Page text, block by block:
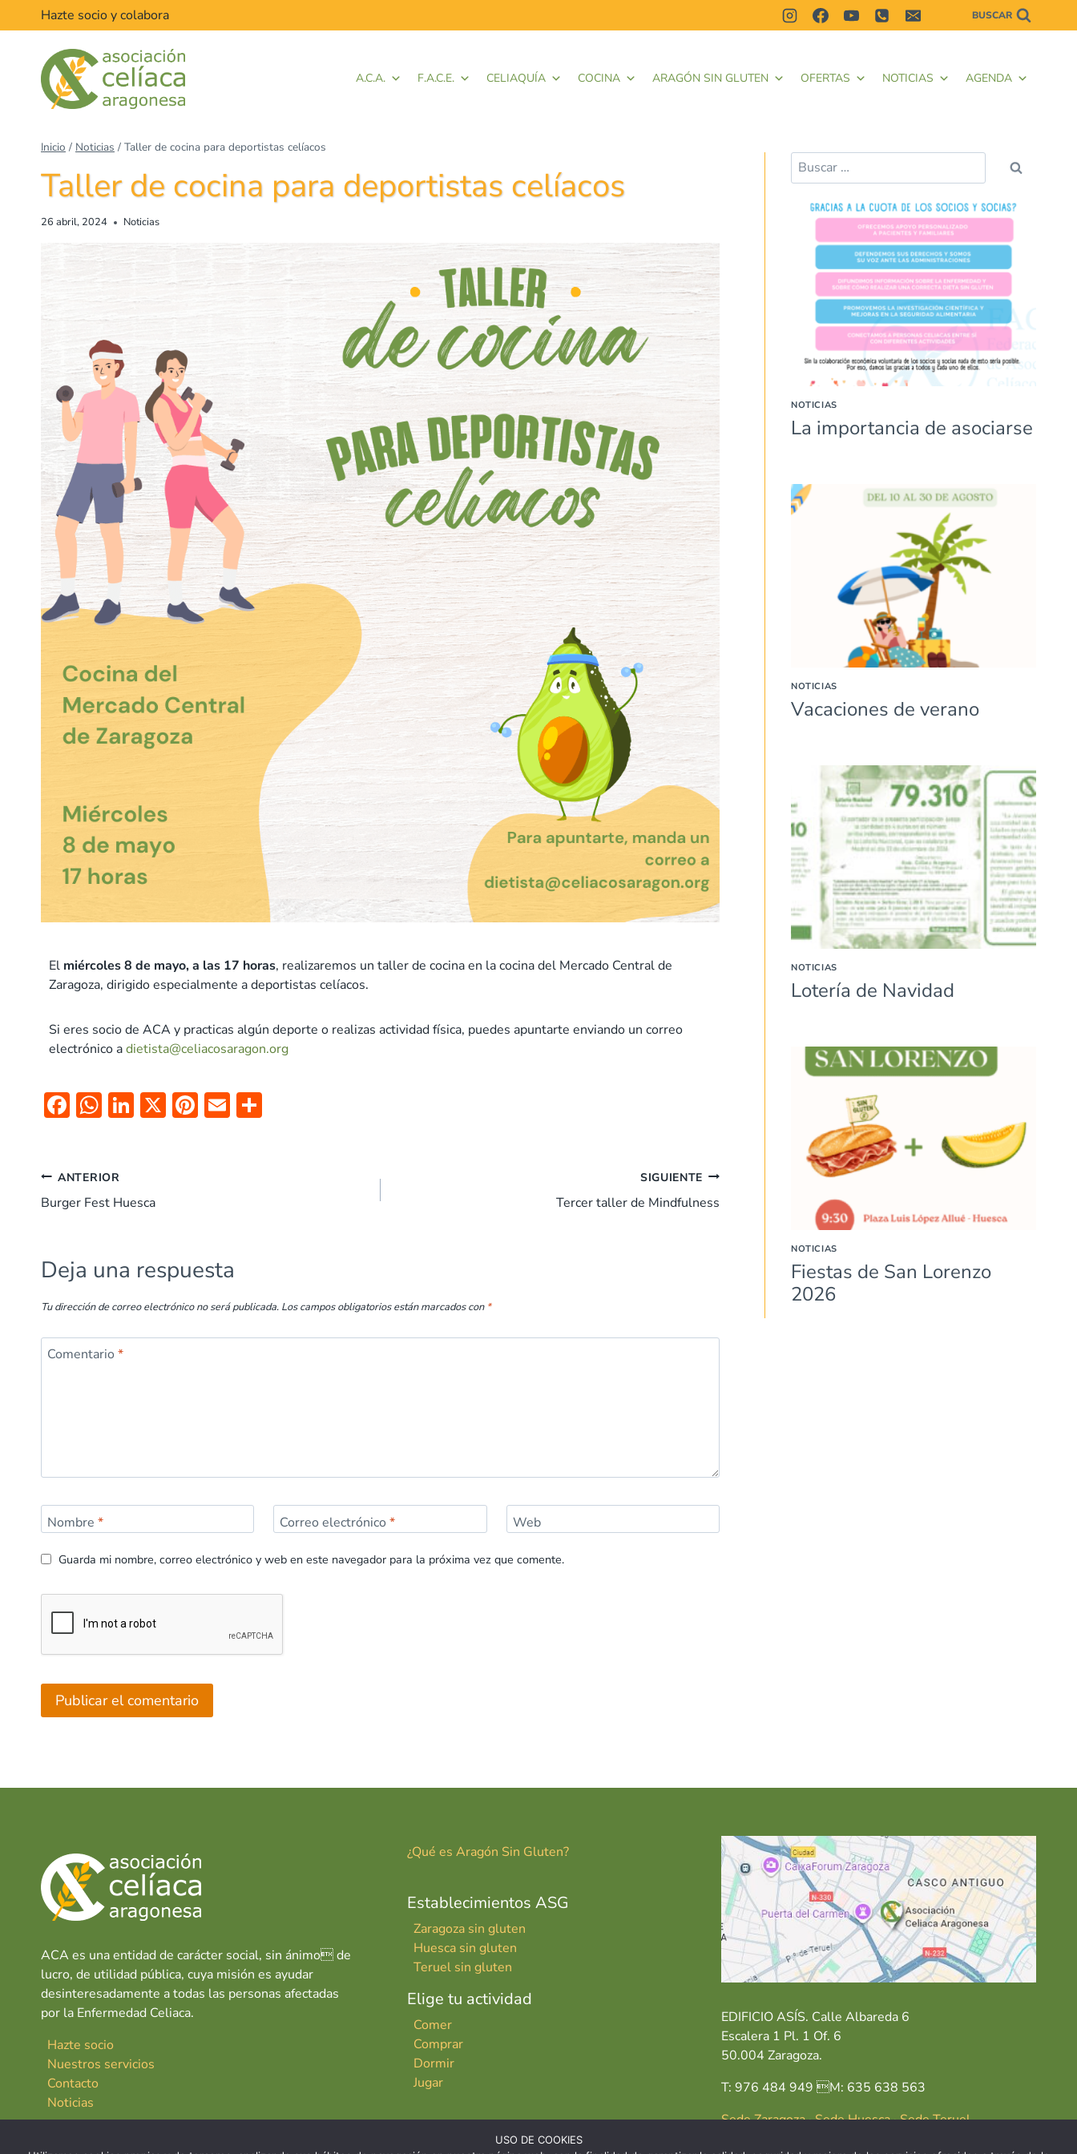
Hazte socio y colabora BUSCAR
A.C.A. F.A.C.E. CELIAQUÍA COCINA ARAGÓN SIN GLUTEN OFERTAS NOTICIAS AGENDA
Inicio / Noticias / Taller de cocina para deportistas celíacos
Taller de cocina para deportistas celíacos
26 abril, 2024 Noticias
El miércoles 8 de mayo, a las 17 horas, realizaremos un taller de cocina en la cocina del Mercado Central de
Zaragoza, dirigido especialmente a deportistas celíacos.
Si eres socio de ACA y practicas algún deporte o realizas actividad física, puedes apuntarte enviando un correo
electrónico adietista@celiacosaragon.org
F
ac
b
o
k
W
h
s
A
p
Li
n
dI
X Pi
nt
E
m
ANTERIOR
Burger Fest Huesca
SIGUIENTE
Tercer taller de Mindfulness
Deja una respuesta
Tu dirección de correo electrónico no será publicada. Los campos obligatorios están marcados con *
Comentario *
Nombre * Correo electrónico* Web
Guarda mi nombre, correo electrónico y web en este navegador para la próxima vez que comente.
NOTICIAS
La importancia de asociarse
NOTICIAS
Vacaciones de verano
NOTICIAS
Lotería de Navidad
NOTICIAS
Fiestas de San Lorenzo
2026
ACA es una entidad de carácter social, sin ánimo de
lucro, de utilidad pública, cuya misión es ayudar
desinteresadamente a todas las personas afectadas
por la Enfermedad Celiaca.
Hazte socio
Nuestros servicios
Contacto
Noticias
¿Qué es Aragón Sin Gluten?
Establecimientos ASG
Zaragoza sin gluten
Huesca sin gluten
Teruel sin gluten
Elige tu actividad
Comer
Comprar
Dormir
Jugar
EDIFICIO ASÍS. Calle Albareda 6
Escalera 1 Pl. 1 Of. 6
50.004 Zaragoza.
T: 976 484 949 M: 635 638 563
Sede Zaragoza·Sede Huesca·Sede Teruel
USO DE COOKIES